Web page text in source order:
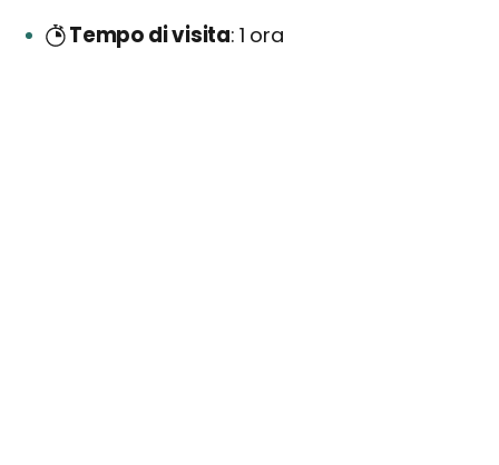
Tempo di visita 1 ora